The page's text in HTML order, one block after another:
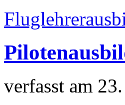
verfasst am